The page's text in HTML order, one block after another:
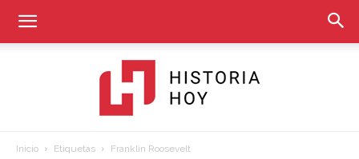
Historia
Inicio Etiquetas Franklin Roosevelt